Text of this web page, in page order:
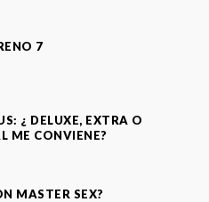
7
¿ DELUXE, EXTRA O
ME CONVIENE?
MASTER SEX?